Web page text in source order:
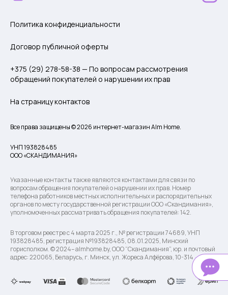
Политика конфиденциальности
Договор публичной оферты
+375 (29) 278-58-38 — По вопросам рассмотрения
обращений покупателей о нарушении их прав
На страницу контактов
Все права защищены © 2026 интернет-магазин Alm Home.
УНП 193828485
ООО «СКАНДИМАНИЯ»
Указанные контакты также являются контактами для связи по
вопросам обращения покупателей о нарушении их прав. Номер
телефона работников местных исполнительных и распорядительных
органов по месту государственной регистрации ООО «Скандимания»,
уполномоченных рассматривать обращения покупателей: 142.
В торговом реестре с 4 марта 2025 г., № регистрации 74689, УНП
193828485, регистрация №193828485, 08.01.2025, Минский
горисполком. © 2024– almhome.by, ООО “Скандимания”, юр. и почтовый
адрес: 220065, Беларусь, г. Минск, ул. Жореса Алфёрова, 10-314